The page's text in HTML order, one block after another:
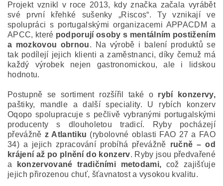
Projekt vznikl v roce 2013, kdy značka začala vyrábět
své první křehké sušenky „Riscos“. Ty vznikají ve
spolupráci s portugalskými organizacemi APPACDM a
APCC, které podporují osoby s mentálním postižením
a mozkovou obrnou. Na výrobě i balení produktů se
tak podílejí jejich klienti a zaměstnanci, díky čemuž má
každý výrobek nejen gastronomickou, ale i lidskou
hodnotu.
Postupně se sortiment rozšířil také o rybí konzervy,
paštiky, mandle a další speciality. U rybích konzerv
Oqopo spolupracuje s pečlivě vybranými portugalskými
producenty s dlouholetou tradicí. Ryby pocházejí
převážně z Atlantiku (rybolovné oblasti FAO 27 a FAO
34) a jejich zpracování probíhá převážně ručně – od
krájení až po plnění do konzerv. Ryby jsou předvařené
a
konzervované tradičními metodami, což zajišťuje
jejich přirozenou chuť, šťavnatost a vysokou kvalitu.